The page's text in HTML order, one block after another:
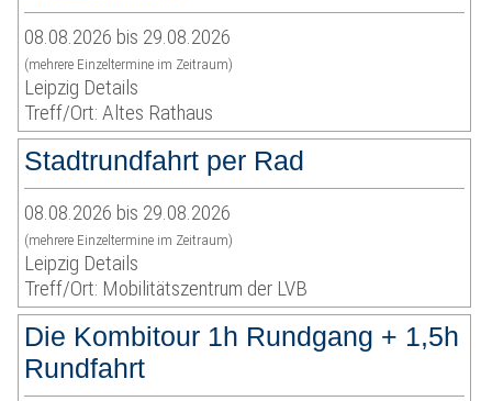
08.08.2026 bis 29.08.2026
(mehrere Einzeltermine im Zeitraum)
Leipzig Details
Treff/Ort: Altes Rathaus
Stadtrundfahrt per Rad
08.08.2026 bis 29.08.2026
(mehrere Einzeltermine im Zeitraum)
Leipzig Details
Treff/Ort: Mobilitätszentrum der LVB
Die Kombitour 1h Rundgang + 1,5h
Rundfahrt